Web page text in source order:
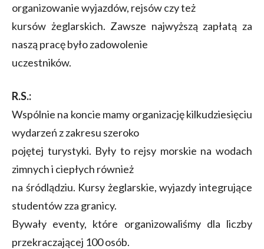
organizowanie wyjazdów, rejsów czy też
kursów żeglarskich. Zawsze najwyższą zapłatą za
naszą pracę było zadowolenie
uczestników.
R.S.:
Wspólnie na koncie mamy organizację kilkudziesięciu
wydarzeń z zakresu szeroko
pojętej turystyki. Były to rejsy morskie na wodach
zimnych i ciepłych również
na śródlądziu. Kursy żeglarskie, wyjazdy integrujące
studentów zza granicy.
Bywały eventy, które organizowaliśmy dla liczby
przekraczającej 100 osób.